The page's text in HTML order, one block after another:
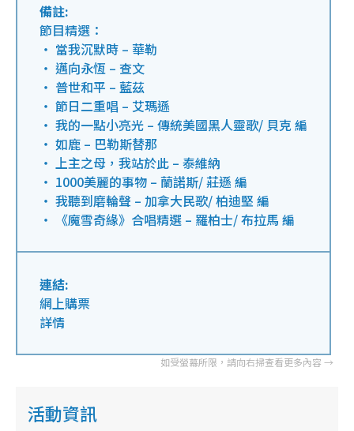
備註:
節目精選：
‧ 當我沉默時 – 華勒
‧ 邁向永恆 – 查文
‧ 普世和平 – 藍茲
‧ 節日二重唱 – 艾瑪遜
‧ 我的一點小亮光 – 傳統美國黑人靈歌/ 貝克 編
‧ 如鹿 – 巴勒斯替那
‧ 上主之母，我站於此 – 泰維納
‧ 1000美麗的事物 – 蘭諾斯/ 莊遜 編
‧ 我聽到磨輪聲 – 加拿大民歌/ 柏迪堅 編
‧ 《魔雪奇緣》合唱精選 – 羅柏士/ 布拉馬 編
連結:
網上購票
詳情
活動資訊